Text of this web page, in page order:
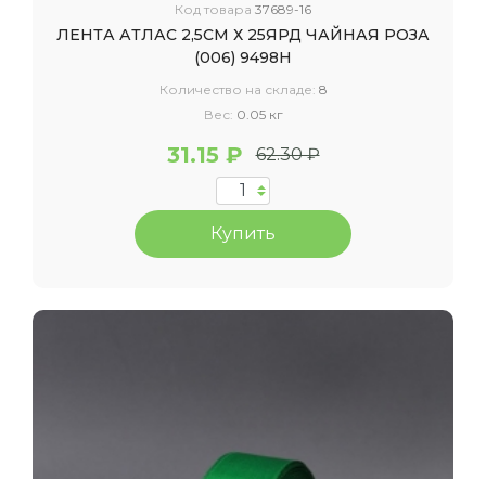
Код товара 37689-16
ЛЕНТА АТЛАС 2,5СМ Х 25ЯРД ЧАЙНАЯ РОЗА
(006) 9498Н
Количество на складе: 8
Вес: 0.05 кг
31.15 ₽ 62.30 ₽
Купить